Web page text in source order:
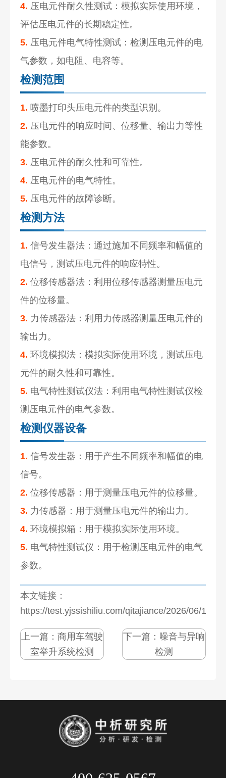
4. 压电元件耐久性测试：模拟实际使用环境，
评估压电元件的长期稳定性。
5. 压电元件电气特性测试：检测压电元件的电
气参数，如电阻、电容等。
检测范围
1. 喷墨打印头压电元件的类型识别。
2. 压电元件的响应时间、位移量、输出力等性
能参数。
3. 压电元件的耐久性和可靠性。
4. 压电元件的电气特性。
5. 压电元件的故障诊断。
检测方法
1. 信号发生器法：通过施加不同频率和幅值的
电信号，测试压电元件的响应特性。
2. 位移传感器法：利用位移传感器测量压电元
件的位移量。
3. 力传感器法：利用力传感器测量压电元件的
输出力。
4. 环境模拟法：模拟实际使用环境，测试压电
元件的耐久性和可靠性。
5. 电气特性测试仪法：利用电气特性测试仪检
测压电元件的电气参数。
检测仪器设备
1. 信号发生器：用于产生不同频率和幅值的电
信号。
2. 位移传感器：用于测量压电元件的位移量。
3. 力传感器：用于测量压电元件的输出力。
4. 环境模拟箱：用于模拟实际使用环境。
5. 电气特性测试仪：用于检测压电元件的电气
参数。
本文链接：
https://test.yjssishiliu.com/qitajiance/2026/06/
上一篇： 商用车驾驶
室举升系统检测
下一篇： 噪音与异响
检测